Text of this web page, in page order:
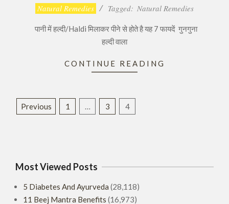
2016-
14
Natural Remedies Tagged: Natural Remedies
पानी में हल्दी/Haldi मिलाकर पीने से होते है यह 7 फायदें गुनगुना
हल्दी वाला
CONTINUE READING
Posts
pagination
Previous 1 … 3 4
Most Viewed Posts
5 Diabetes And Ayurveda (28,118)
11 Beej Mantra Benefits (16,973)